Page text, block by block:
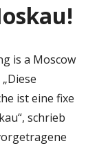
is a Moscow
ist eine fixe
schrieb